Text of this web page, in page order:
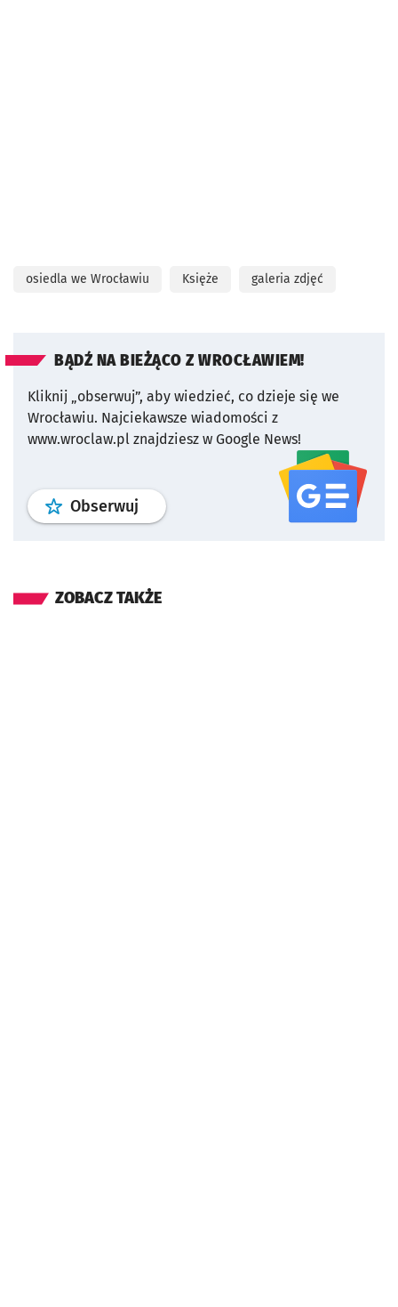
osiedla we Wrocławiu Księże galeria zdjęć
BĄDŹ NA BIEŻĄCO Z WROCŁAWIEM!
Kliknij „obserwuj”, aby wiedzieć, co dzieje się we
Wrocławiu. Najciekawsze wiadomości z
www.wroclaw.pl znajdziesz w Google News!
Obserwuj profil serwisu
ZOBACZ TAKŻE